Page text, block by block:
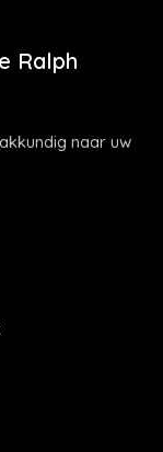
Ralph
naar uw